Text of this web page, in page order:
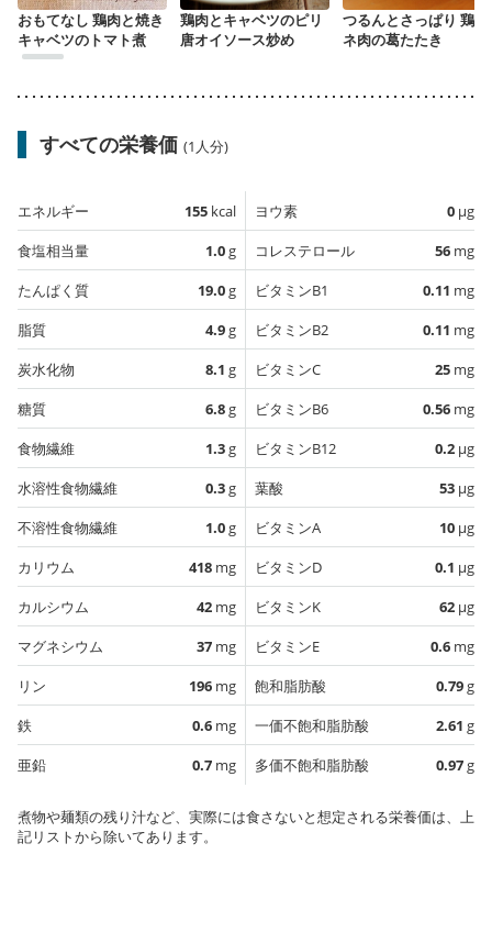
おもてなし 鶏肉と焼き
キャベツのトマト煮
鶏肉とキャベツのピリ
唐オイソース炒め
つるんとさっぱり 鶏ム
ネ肉の葛たたき
すべての栄養価 (1人分)
エネルギー 155 kcal
食塩相当量
1.0g
たんぱく質
19.0g
脂質
4.9g
炭水化物
8.1 g
糖質
6.8g
食物繊維
1.3g
水溶性食物繊維
0.3g
不溶性食物繊維
1.0g
カリウム
418 mg
カルシウム
42 mg
マグネシウム
37 mg
リン
196 mg
鉄
0.6 mg
亜鉛
0.7 mg
ヨウ素 0 µg
コレステロール
56 mg
ビタミンB1
0.11 mg
ビタミンB2
0.11 mg
ビタミンC
25 mg
ビタミンB6
0.56 mg
ビタミンB12
0.2 µg
葉酸
53 µg
ビタミンA
10 µg
ビタミンD
0.1 µg
ビタミンK
62 µg
ビタミンE
0.6 mg
飽和脂肪酸
0.79g
一価不飽和脂肪酸
2.61 g
多価不飽和脂肪酸
0.97g
煮物や麺類の残り汁など、実際には食さないと想定される栄養価は、上
記リストから除いてあります。